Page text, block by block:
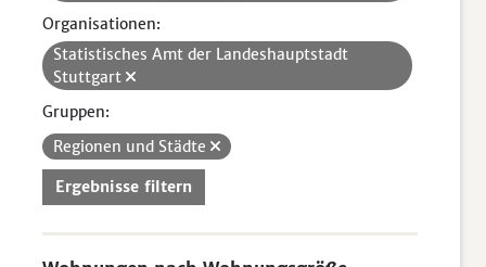
Organisationen:
Statistisches Amt der Landeshauptstadt
Stuttgart
Gruppen:
Regionen und Städte
Ergebnisse filtern